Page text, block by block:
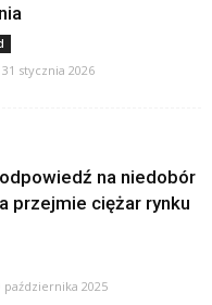
31 stycznia 2026
na niedobór
przejmie ciężar rynku
października 2025